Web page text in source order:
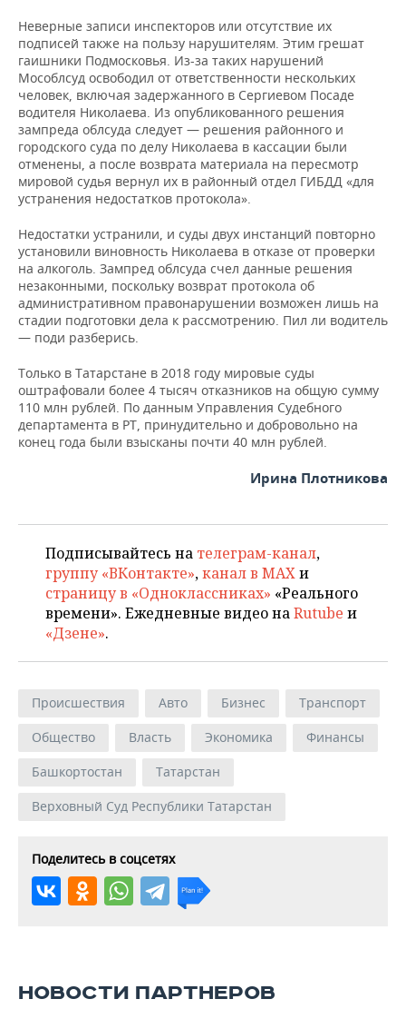
Неверные записи инспекторов или отсутствие их
подписей также на пользу нарушителям. Этим грешат
гаишники Подмосковья. Из-за таких нарушений
Мособлсуд освободил от ответственности нескольких
человек, включая задержанного в Сергиевом Посаде
водителя Николаева. Из опубликованного решения
зампреда облсуда следует — решения районного и
городского суда по делу Николаева в кассации были
отменены, а после возврата материала на пересмотр
мировой судья вернул их в районный отдел ГИБДД «для
устранения недостатков протокола».
Недостатки устранили, и суды двух инстанций повторно
установили виновность Николаева в отказе от проверки
на алкоголь. Зампред облсуда счел данные решения
незаконными, поскольку возврат протокола об
административном правонарушении возможен лишь на
стадии подготовки дела к рассмотрению. Пил ли водитель
— поди разберись.
Только в Татарстане в 2018 году мировые суды
оштрафовали более 4 тысяч отказников на общую сумму
110 млн рублей. По данным Управления Судебного
департамента в РТ, принудительно и добровольно на
конец года были взысканы почти 40 млн рублей.
Ирина Плотникова
Подписывайтесь на телеграм-канал,
группу «ВКонтакте»,канал в MAXи
страницу в «Одноклассниках» «Реального
времени». Ежедневные видео наRutube и
«Дзене».
Происшествия Авто Бизнес
Транспорт
Общество
Власть Экономика
Финансы
Башкортостан
Татарстан
Верховный Суд Республики Татарстан
Поделитесь в соцсетях
НОВОСТИ ПАРТНЕРОВ